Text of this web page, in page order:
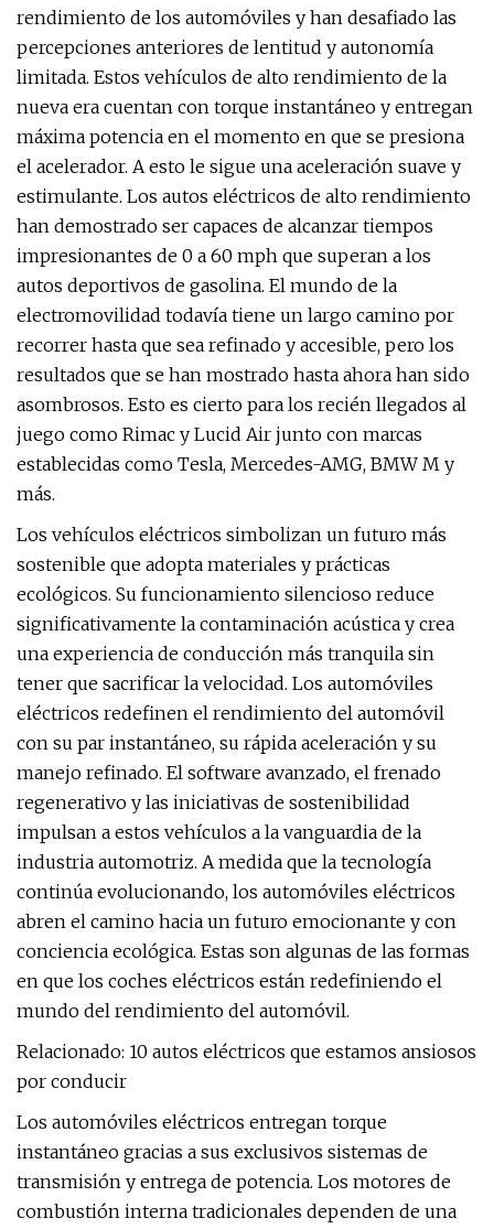
rendimiento de los automóviles y han desafiado las
percepciones anteriores de lentitud y autonomía
limitada. Estos vehículos de alto rendimiento de la
nueva era cuentan con torque instantáneo y entregan
máxima potencia en el momento en que se presiona
el acelerador. A esto le sigue una aceleración suave y
estimulante. Los autos eléctricos de alto rendimiento
han demostrado ser capaces de alcanzar tiempos
impresionantes de 0 a 60 mph que superan a los
autos deportivos de gasolina. El mundo de la
electromovilidad todavía tiene un largo camino por
recorrer hasta que sea refinado y accesible, pero los
resultados que se han mostrado hasta ahora han sido
asombrosos. Esto es cierto para los recién llegados al
juego como Rimac y Lucid Air junto con marcas
establecidas como Tesla, Mercedes-AMG, BMW M y
más.
Los vehículos eléctricos simbolizan un futuro más
sostenible que adopta materiales y prácticas
ecológicos. Su funcionamiento silencioso reduce
significativamente la contaminación acústica y crea
una experiencia de conducción más tranquila sin
tener que sacrificar la velocidad. Los automóviles
eléctricos redefinen el rendimiento del automóvil
con su par instantáneo, su rápida aceleración y su
manejo refinado. El software avanzado, el frenado
regenerativo y las iniciativas de sostenibilidad
impulsan a estos vehículos a la vanguardia de la
industria automotriz. A medida que la tecnología
continúa evolucionando, los automóviles eléctricos
abren el camino hacia un futuro emocionante y con
conciencia ecológica. Estas son algunas de las formas
en que los coches eléctricos están redefiniendo el
mundo del rendimiento del automóvil.
Relacionado: 10 autos eléctricos que estamos ansiosos
por conducir
Los automóviles eléctricos entregan torque
instantáneo gracias a sus exclusivos sistemas de
transmisión y entrega de potencia. Los motores de
combustión interna tradicionales dependen de una